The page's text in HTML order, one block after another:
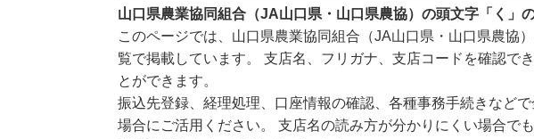
山口県農業協同組合（JA山口県・山口県農協）の頭文字「く」
このページでは、山口県農業協同組合（JA山口県・山口県農協
覧で掲載しています。 支店名、フリガナ、支店コードを確認で
とができます。
振込先登録、経理処理、口座情報の確認、各種事務手続きなど
場合にご活用ください。 支店名の読み方が分かりにくい場合で